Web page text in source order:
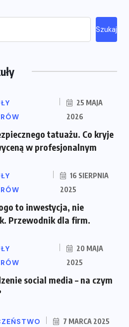
Szukaj
25 MAJA
2026
tatuażu. Co kryje
w profesjonalnym
16 SIERPNIA
2025
to inwestycja, nie
Przewodnik dla firm.
20 MAJA
2025
social media – na czym
7 MARCA 2025